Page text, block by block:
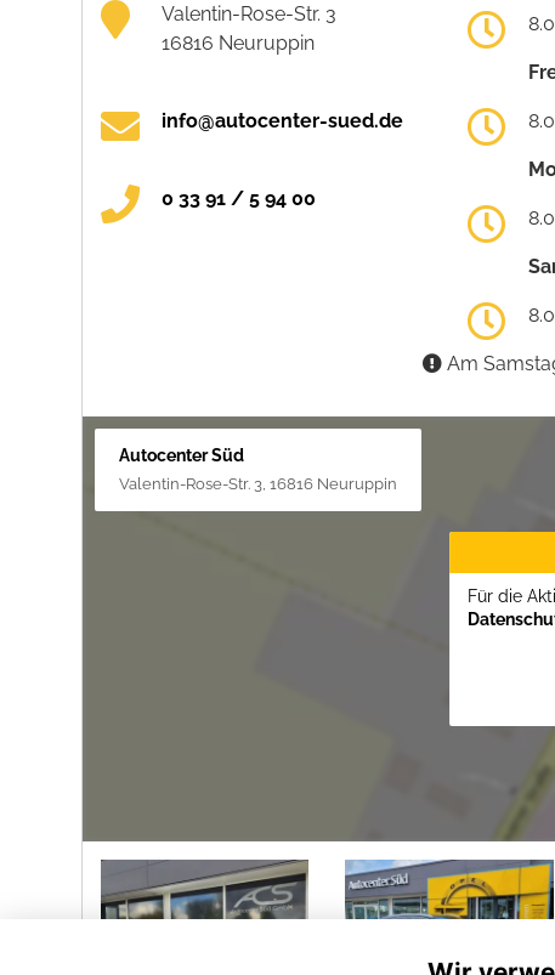
Valentin-Rose-Str. 3
16816 Neuruppin
info@autocenter-sued.de
0 33 91 / 5 94 00
Am
Autocenter Süd
Valentin-Rose-Str. 3, 16816 Neuruppin
Für die